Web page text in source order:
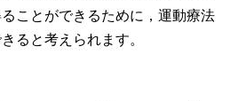
ことができるために，運動療法
ると考えられます。